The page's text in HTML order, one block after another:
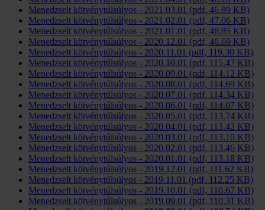
Menedzselt kötvénytúlsúlyos - 2021.03.01 (pdf, 46.89 KB)
Menedzselt kötvénytúlsúlyos - 2021.02.01 (pdf, 47.06 KB)
Menedzselt kötvénytúlsúlyos - 2021.01.01 (pdf, 46.85 KB)
Menedzselt kötvénytúlsúlyos - 2020.12.01 (pdf, 46.69 KB)
Menedzselt kötvénytúlsúlyos - 2020.11.01 (pdf, 119.30 KB)
Menedzselt kötvénytúlsúlyos - 2020.10.01 (pdf, 115.47 KB)
Menedzselt kötvénytúlsúlyos - 2020.09.01 (pdf, 114.12 KB)
Menedzselt kötvénytúlsúlyos - 2020.08.01 (pdf, 114.69 KB)
Menedzselt kötvénytúlsúlyos - 2020.07.01 (pdf, 114.34 KB)
Menedzselt kötvénytúlsúlyos - 2020.06.01 (pdf, 114.07 KB)
Menedzselt kötvénytúlsúlyos - 2020.05.01 (pdf, 113.74 KB)
Menedzselt kötvénytúlsúlyos - 2020.04.01 (pdf, 113.42 KB)
Menedzselt kötvénytúlsúlyos - 2020.03.01 (pdf, 113.10 KB)
Menedzselt kötvénytúlsúlyos - 2020.02.01 (pdf, 113.46 KB)
Menedzselt kötvénytúlsúlyos - 2020.01.01 (pdf, 113.18 KB)
Menedzselt kötvénytúlsúlyos - 2019.12.01 (pdf, 111.62 KB)
Menedzselt kötvénytúlsúlyos - 2019.11.01 (pdf, 112.25 KB)
Menedzselt kötvénytúlsúlyos - 2019.10.01 (pdf, 110.67 KB)
Menedzselt kötvénytúlsúlyos - 2019.09.01 (pdf, 110.31 KB)